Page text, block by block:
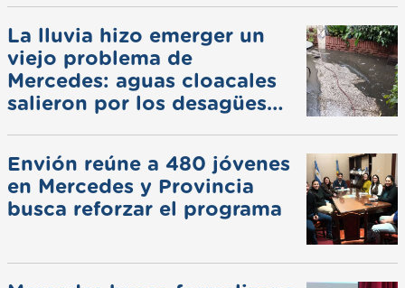
La lluvia hizo emerger un
viejo problema de
Mercedes: aguas cloacales
salieron por los desagües
Envión reúne a 480 jóvenes
en Mercedes y Provincia
busca reforzar el programa